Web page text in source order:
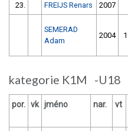
23. FREIJS Renars 2007
SEMERAD
Adam
2004 1
kategorie K1M -U18
por. vk jméno nar. vt